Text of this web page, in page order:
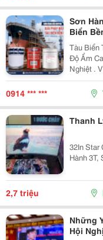
Sơn
Biển
Tàu Biển
Độ Ẩm
Nghiệt .
Yếu Tố
0914 *** ***
Thanh
32In Star Cong
2,7 triệu
Những
Hội Nghị